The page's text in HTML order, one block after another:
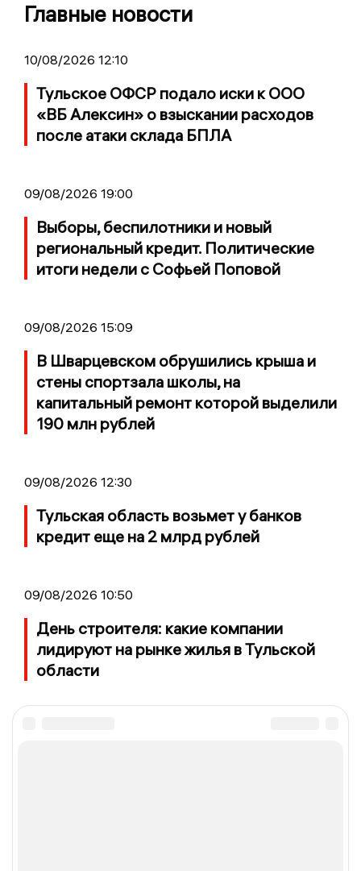
Главные новости
10/08/2026 12:10
Тульское ОФСР подало иски к ООО
«ВБ Алексин» о взыскании расходов
после атаки склада БПЛА
09/08/2026 19:00
Выборы, беспилотники и новый
региональный кредит. Политические
итоги недели с Софьей Поповой
09/08/2026 15:09
В Шварцевском обрушились крыша и
стены спортзала школы, на
капитальный ремонт которой выделили
190 млн рублей
09/08/2026 12:30
Тульская область возьмет у банков
кредит еще на 2 млрд рублей
09/08/2026 10:50
День строителя: какие компании
лидируют на рынке жилья в Тульской
области